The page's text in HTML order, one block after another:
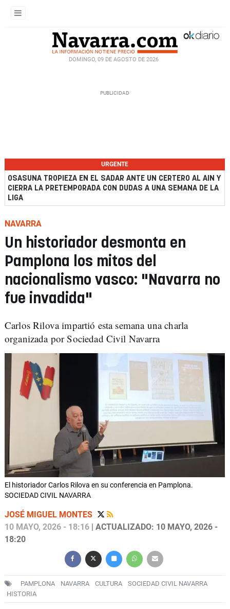
DOMINGO, 09 DE AGOSTO DE 2026
URGENTE
OSASUNA TROPIEZA EN EL SADAR ANTE UN CERTERO AL AIN Y
CIERRA LA PRETEMPORADA CON DUDAS A UNA SEMANA DE LA
LIGA
NAVARRA
Un historiador desmonta en
Pamplona los mitos del
nacionalismo vasco: "Navarra no
fue invadida"
Carlos Rilova impartió esta semana una charla
organizada por Sociedad Civil Navarra
El historiador Carlos Rilova en su conferencia en Pamplona.
SOCIEDAD CIVIL NAVARRA
JOSÉ MIGUEL MONTES
10 MAYO, 2026 - 18:16 | ACTUALIZADO: 10 MAYO, 2026 -
18:20
PAMPLONA NAVARRA CULTURA
SOCIEDAD CIVIL NAVARRA
HISTORIA